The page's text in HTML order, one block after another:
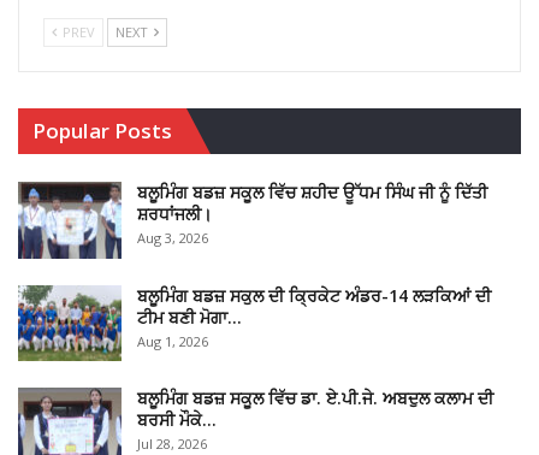
PREV NEXT
Popular Posts
ਬਲੂਮਿੰਗ ਬਡਜ਼ ਸਕੂਲ ਵਿੱਚ ਸ਼ਹੀਦ ਊੱਧਮ ਸਿੰਘ ਜੀ ਨੂੰ ਦਿੱਤੀ
ਸ਼ਰਧਾਂਜਲੀ।
Aug 3, 2026
ਬਲੂਮਿੰਗ ਬਡਜ਼ ਸਕੁਲ ਦੀ ਕ੍ਰਿਕੇਟ ਅੰਡਰ-14 ਲੜਕਿਆਂ ਦੀ
ਟੀਮ ਬਣੀ ਮੋਗਾ…
Aug 1, 2026
ਬਲੂਮਿੰਗ ਬਡਜ਼ ਸਕੂਲ ਵਿੱਚ ਡਾ. ਏ.ਪੀ.ਜੇ. ਅਬਦੁਲ ਕਲਾਮ ਦੀ
ਬਰਸੀ ਮੌਕੇ…
Jul 28, 2026